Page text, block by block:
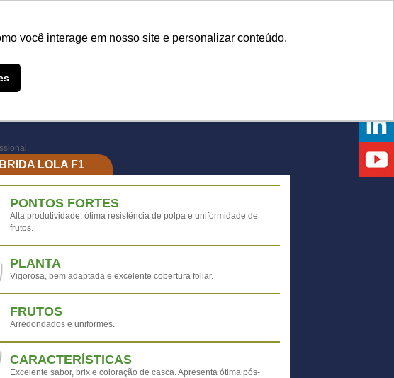
você interage em nosso site e personalizar conteúdo.
LOLA F1
PONTOS FORTES
Alta produtividade, ótima resistência de polpa e uniformidade de
frutos.
PLANTA
Vigorosa, bem adaptada e excelente cobertura foliar.
FRUTOS
Arredondados e uniformes.
CARACTERÍSTICAS
Excelente sabor, brix e coloração de casca. Apresenta ótima pós-